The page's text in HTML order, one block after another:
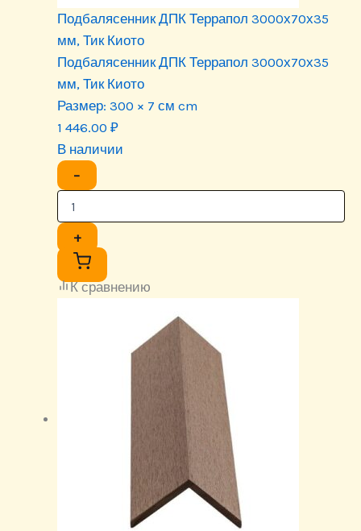
Подбалясенник ДПК Террапол 3000х70х35
мм, Тик Киото
Подбалясенник ДПК Террапол 3000х70х35
мм, Тик Киото
Размер: 300 × 7 см cm
1 446.00 ₽
В наличии
−
+
К сравнению